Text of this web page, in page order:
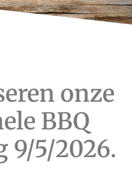
onze
BBQ
9/5/2026.